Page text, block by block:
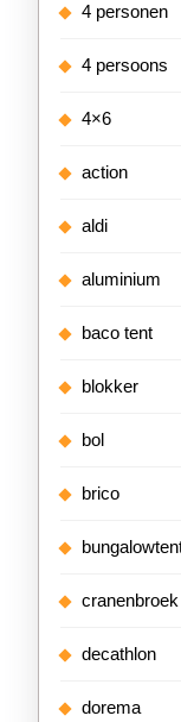
4 personen
4 persoons
4×6
action
aldi
aluminium
baco tent
blokker
bol
brico
cranenbroek
decathlon
dorema